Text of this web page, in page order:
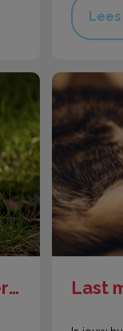
Bescherm je konijn voor warmere dagen
Last minute
Last